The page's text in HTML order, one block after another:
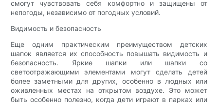
смогут чувствовать себя комфортно и защищены от
непогоды, независимо от погодных условий.
Видимость и безопасность
Еще одним практическим преимуществом детских
шапок является их способность повышать видимость и
безопасность. Яркие шапки или шапки со
светоотражающими элементами могут сделать детей
более заметными для других, особенно в людных или
оживленных местах на открытом воздухе. Это может
быть особенно полезно, когда дети играют в парках или